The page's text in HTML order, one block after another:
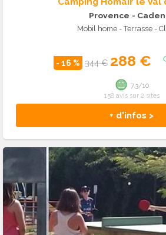
Provence -
Mobil home - Terrasse -
- 16 % 344 € 288 €
+ d'infos >
7.3/10
158 avis sur 2 sites